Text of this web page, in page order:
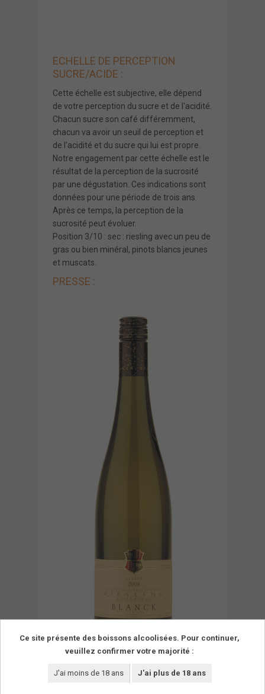
ECHELLE DE PERCEPTION
SUCRE/ACIDE :
Cette échelle est subjective, elle dépend
de votre perception du sucre et de l'acidité.
Chacun sucre son café différemment,
chacun va avoir un seuil de perception et
de l'acidité et du sucre qui lui est propre.
Notre engagement par cette échelle est le
résultat de la perception de la sucrosité
par une dégustation. Ces indications sont
données pour une période de trois ans.
Après ce temps, la perception de la
sucrosité peut évoluer.
Position 3/10 : sec : riesling avec un peu de
gras ou bien minéral, pinots blancs jeunes
et muscats.
PRESSE :
Ce site présente des boissons alcoolisées. Pour continuer,
veuillez confirmer votre majorité :
J'ai moins de 18 ans J'ai plus de 18 ans